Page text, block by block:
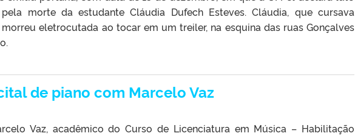
morte da estudante Cláudia Dufech Esteves. Cláudia, que cursava
morreu eletrocutada ao tocar em um treiler, na esquina das ruas Gonçalves
de piano com Marcelo Vaz
Vaz, acadêmico do Curso de Licenciatura em Música – Habilitação